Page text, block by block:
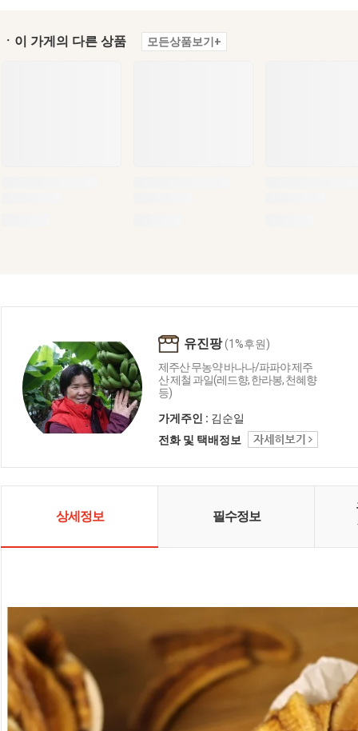
ㆍ이 가게의 다른 상품 모든상품보기+
유진팡(1%후원)
제주산 무농약 바나나/파파야 제주
산 제철 과일(레드향, 한라봉, 천혜향
등)
가게주인 : 김순일
전화 및 택배정보
상세정보 필수정보